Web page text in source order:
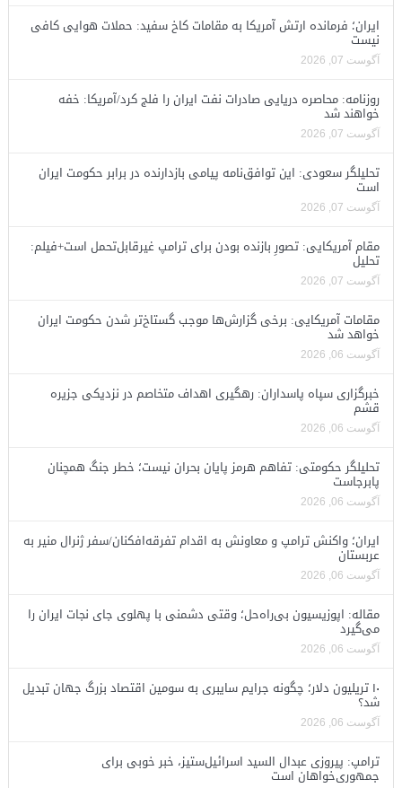
ایران؛ فرمانده ارتش آمریکا به مقامات کاخ سفید: حملات هوایی کافی
نیست
آگوست 07, 2026
روزنامه: محاصره دریایی صادرات نفت ایران را فلج کرد/آمریکا: خفه
خواهند شد
آگوست 07, 2026
تحلیلگر سعودی: این توافق‌نامه پیامی بازدارنده در برابر حکومت ایران
است
آگوست 07, 2026
مقام آمریکایی: تصورِ بازنده بودن برای ترامپ غیرقابل‌تحمل است+فیلم:
تحلیل
آگوست 07, 2026
مقامات آمریکایی: برخی گزارش‌ها موجب گستاخ‌تر شدن حکومت ایران
خواهد شد
آگوست 06, 2026
خبرگزاری سپاه پاسداران: رهگیری اهداف متخاصم در نزدیکی جزیره
قشم
آگوست 06, 2026
تحلیلگر حکومتی: تفاهم هرمز پایان بحران نیست؛ خطر جنگ همچنان
پابرجاست
آگوست 06, 2026
ایران؛ واکنش ترامپ و معاونش به اقدام تفرقه‌افکنان/سفر ژنرال منیر به
عربستان
آگوست 06, 2026
مقاله: اپوزیسیون بی‌راه‌حل؛ وقتی دشمنی با پهلوی جای نجات ایران را
می‌گیرد
آگوست 06, 2026
۱۰ تریلیون دلار؛ چگونه جرایم سایبری به سومین اقتصاد بزرگ جهان تبدیل
شد؟
آگوست 06, 2026
ترامپ: پیروزی عبدال السید اسرائیل‌ستیز، خبر خوبی برای
جمهوری‌خواهان است